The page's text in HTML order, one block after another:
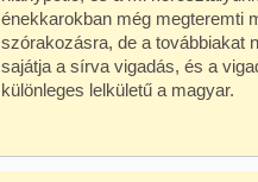
énekkarokban még megteremti
szórakozásra, de a továbbiakat
sajátja a sírva vigadás, és a
különleges lelkületű a magyar.